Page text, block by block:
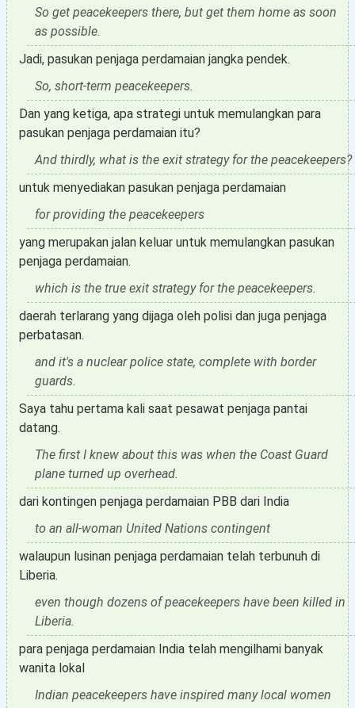
So get peacekeepers there, but get them home as soon
as possible.
Jadi, pasukan penjaga perdamaian jangka pendek.
So, short-term peacekeepers.
Dan yang ketiga, apa strategi untuk memulangkan para
pasukan penjaga perdamaian itu?
And thirdly, what is the exit strategy for the peacekeepers?
untuk menyediakan pasukan penjaga perdamaian
for providing the peacekeepers
yang merupakan jalan keluar untuk memulangkan pasukan
penjaga perdamaian.
which is the true exit strategy for the peacekeepers.
daerah terlarang yang dijaga oleh polisi dan juga penjaga
perbatasan.
and it's a nuclear police state, complete with border
guards.
Saya tahu pertama kali saat pesawat penjaga pantai
datang.
The first I knew about this was when the Coast Guard
plane turned up overhead.
dari kontingen penjaga perdamaian PBB dari India
to an all-woman United Nations contingent
walaupun lusinan penjaga perdamaian telah terbunuh di
Liberia.
even though dozens of peacekeepers have been killed in
Liberia.
para penjaga perdamaian India telah mengilhami banyak
wanita lokal
Indian peacekeepers have inspired many local women